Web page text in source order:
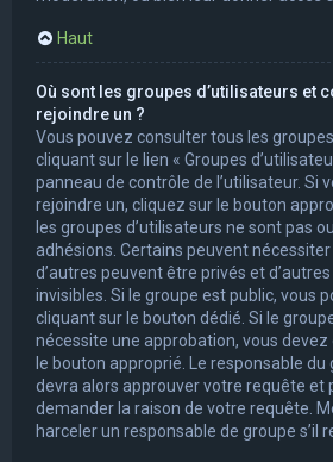
Haut
Où sont les groupes d’utilisateurs et
rejoindre un ?
Vous pouvez consulter tous les
cliquant sur le lien « Groupes
panneau de contrôle de l’utilisateur. Si
rejoindre un, cliquez sur le bouton
les groupes d’utilisateurs ne sont pas
adhésions. Certains peuvent
d’autres peuvent être privés et
invisibles. Si le groupe est public, vous
cliquant sur le bouton dédié. Si le
nécessite une approbation, vous
le bouton approprié. Le responsable du
devra alors approuver votre requête et
demander la raison de votre requête.
harceler un responsable de groupe s’il